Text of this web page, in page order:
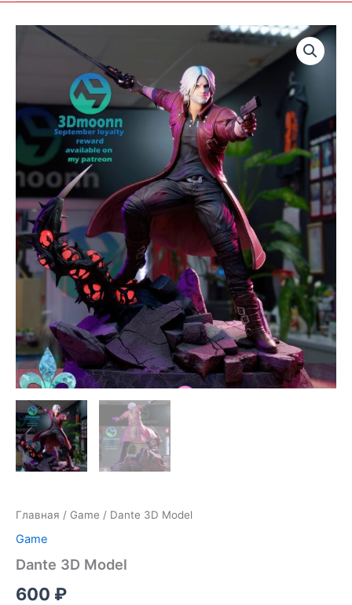
Главная / Game / Dante 3D Model
Game
Dante 3D Model
600 ₽